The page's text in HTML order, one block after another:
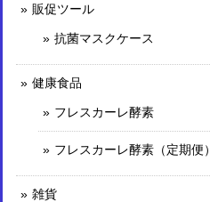
販促ツール
抗菌マスクケース
健康食品
フレスカーレ酵素
フレスカーレ酵素（定期便）
雑貨